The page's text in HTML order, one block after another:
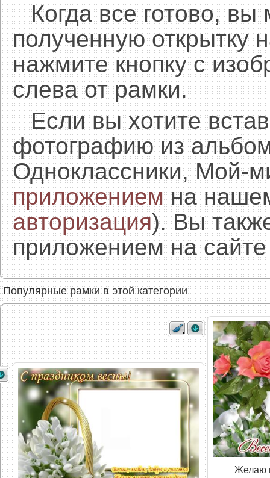
Когда все готово,
полученную открытку
нажмите кнопку с
слева от рамки.
Если вы хотите
фотографию из
Одноклассники, Мой-
приложениемна нашем
авторизация). Вы
приложением на сайте
Популярные рамки в этой категории
Желаю